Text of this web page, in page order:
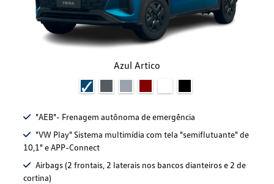
Azul Artico
"AEB"- Frenagem autônoma de emergência
"VW Play" Sistema multimídia com tela "semiflutuante" de
10,1" e APP-Connect
Airbags (2 frontais, 2 laterais nos bancos dianteiros e 2 de
cortina)